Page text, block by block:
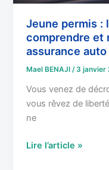
Jeune permis :
comprendre et
assurance auto
Mael BENAJI/ 3 janvier
Vous venez de
vous rêvez de
ne
de
votre
assurance
auto
Lire l’article »